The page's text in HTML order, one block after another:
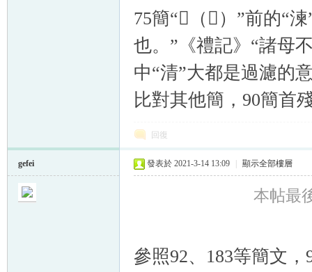
75簡“𧹳（𤃬）”前的“
也。”《禮記》“諸母
中“清”大都是過濾的
比對其他簡，90簡首
回復
gefei 發表於 2021-3-14 13:09 顯示全部樓層
本帖最
參照92、183等簡文